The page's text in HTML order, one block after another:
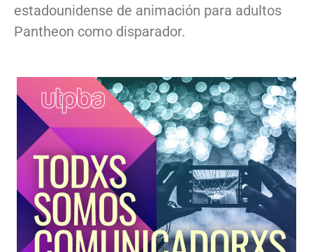
estadounidense de animación para adultos
Pantheon como disparador.